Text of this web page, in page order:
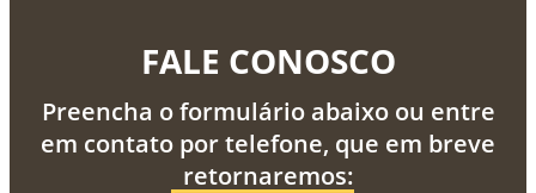
FALE CONOSCO
Preencha o formulário abaixo ou entre
em contato por telefone, que em breve
retornaremos: